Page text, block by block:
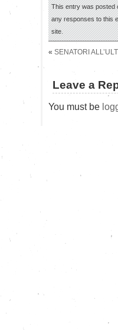
This entry was posted
any responses to this
site.
« SENATORI
Leave a
You must be